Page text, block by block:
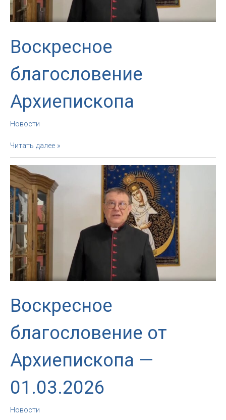
Воскресное
благословение
Архиепископа
Новости
Воскресное
благословение
Архиепископа
Читать далее »
Воскресное
благословение от
Архиепископа —
01.03.2026
Новости